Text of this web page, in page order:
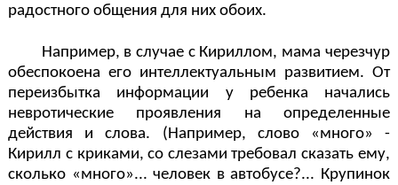
радостного общения для них обоих.
Например, в случае с Кириллом, мама черезчур
обеспокоена его интеллектуальным развитием. От
переизбытка информации у ребенка начались
невротические проявления на определенные
действия и слова. (Например, слово «много» -
Кирилл с криками, со слезами требовал сказать ему,
сколько «много»... человек в автобусе?... Крупинок